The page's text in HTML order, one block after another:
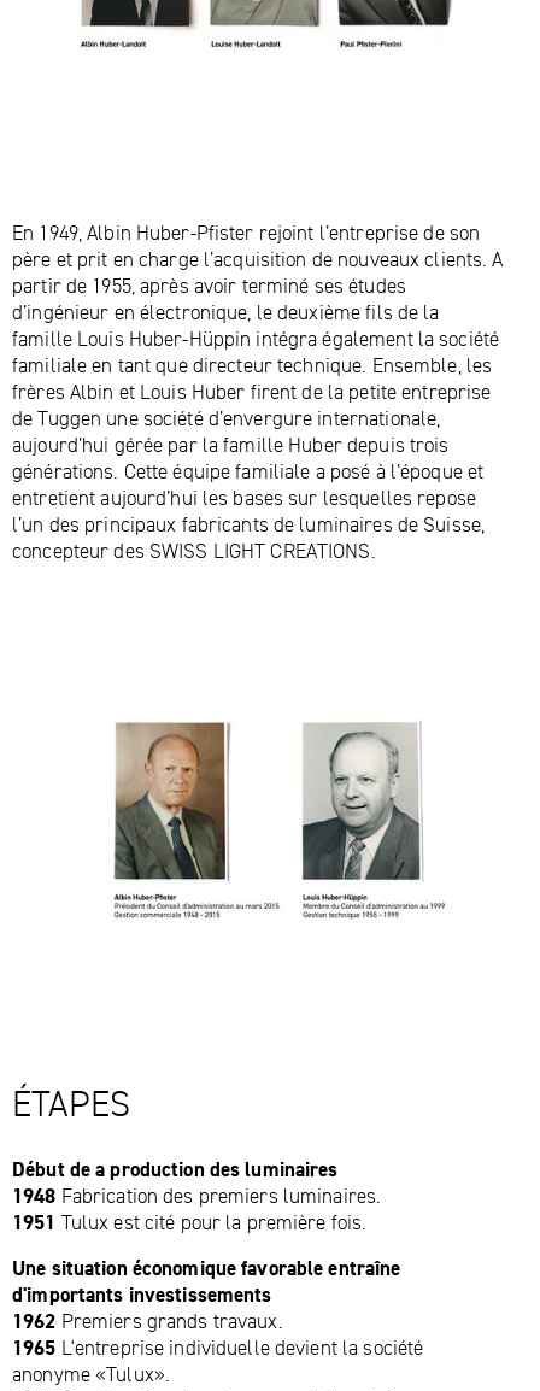
En 1949, Albin Huber-Pfister rejoint l’entreprise de son
père et prit en charge l’acquisition de nouveaux clients. A
partir de 1955, après avoir terminé ses études
d’ingénieur en électronique, le deuxième fils de la
famille Louis Huber-Hüppin intégra également la société
familiale en tant que directeur technique. Ensemble, les
frères Albin et Louis Huber firent de la petite entreprise
de Tuggen une société d’envergure internationale,
aujourd’hui gérée par la famille Huber depuis trois
générations. Cette équipe familiale a posé à l’époque et
entretient aujourd’hui les bases sur lesquelles repose
l’un des principaux fabricants de luminaires de Suisse,
concepteur des SWISS LIGHT CREATIONS.
ÉTAPES
Début de a production des luminaires
1948 Fabrication des premiers luminaires.
1951 Tulux est cité pour la première fois.
Une situation économique favorable entraîne
d'importants investissements
1962 Premiers grands travaux.
1965
L'entreprise individuelle devient la société
anonyme «Tulux».